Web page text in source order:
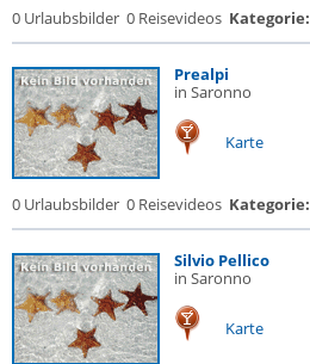
0 Urlaubsbilder 0 Reisevideos Kategorie:
Prealpi
in Saronno
Karte
0 Urlaubsbilder 0 Reisevideos Kategorie:
Silvio Pellico
in Saronno
Karte